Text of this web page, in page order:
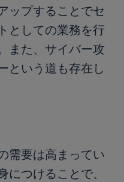
ップすることでセ
としての業務を行
また、サイバー攻
という道も存在し
需要は高まってい
につけることで、